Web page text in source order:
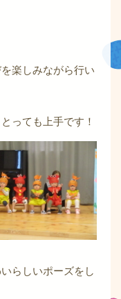
楽しみながら行い
っても上手です！
らしいポーズをし